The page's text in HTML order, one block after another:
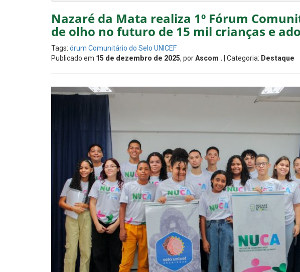
Nazaré da Mata realiza 1º Fórum
de olho no futuro de 15 mil crianças e
Tags: órum Comunitário do Selo UNICEF
Publicado em 15 de dezembro de 2025, porAscom . | Categoria: Destaque